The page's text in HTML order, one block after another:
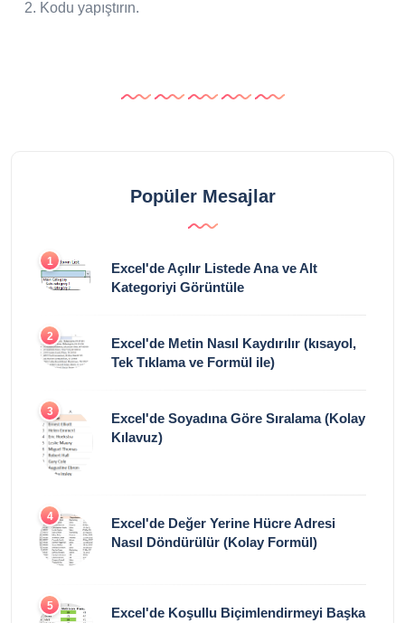
Kodu yapıştırın.
Popüler Mesajlar
1
Excel'de Açılır Listede Ana ve Alt
Kategoriyi Görüntüle
2
Excel'de Metin Nasıl Kaydırılır (kısayol,
Tek Tıklama ve Formül ile)
3
Excel'de Soyadına Göre Sıralama (Kolay
Kılavuz)
4
Excel'de Değer Yerine Hücre Adresi
Nasıl Döndürülür (Kolay Formül)
5
Excel'de Koşullu Biçimlendirmeyi Başka